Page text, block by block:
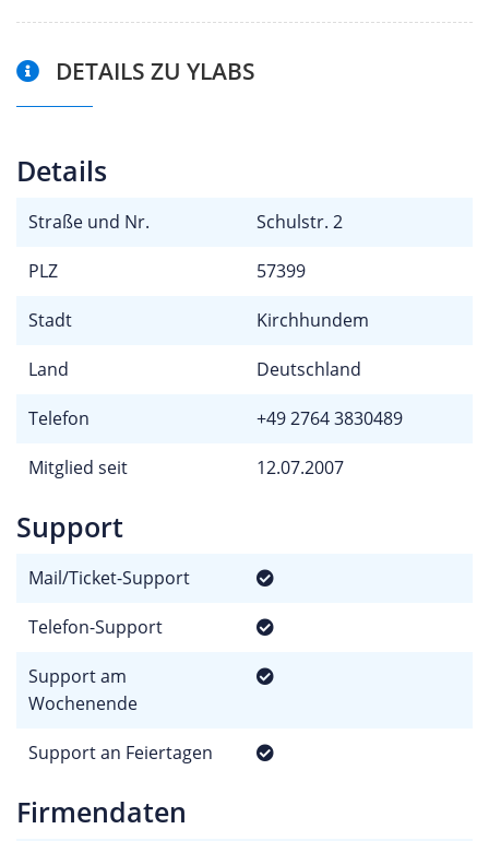
DETAILS ZU YLABS
Details
Straße und Nr. Schulstr. 2
PLZ 57399
Stadt Kirchhundem
Land Deutschland
Telefon +49 2764 3830489
Mitglied seit 12.07.2007
Support
Mail/Ticket-Support
Telefon-Support
Support am
Wochenende
Support an Feiertagen
Firmendaten